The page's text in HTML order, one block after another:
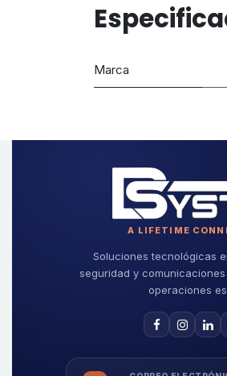
Marca
A LIFETIME
Soluciones tecnológicas
seguridad y
operaciones